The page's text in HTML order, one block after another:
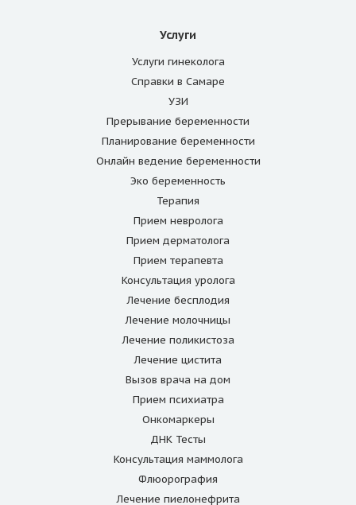
Услуги
Услуги гинеколога
Справки в Самаре
УЗИ
Прерывание беременности
Планирование беременности
Онлайн ведение беременности
Эко беременность
Терапия
Прием невролога
Прием дерматолога
Прием терапевта
Консультация уролога
Лечение бесплодия
Лечение молочницы
Лечение поликистоза
Лечение цистита
Вызов врача на дом
Прием психиатра
Онкомаркеры
ДНК Тесты
Консультация маммолога
Флюорография
Лечение пиелонефрита